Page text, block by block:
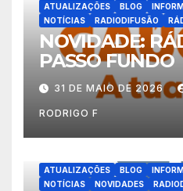
ATUALIZAÇÕES BLOG
NOTÍCIAS
RADIODIFUSÃO
NOVIDADE:
PASSO FUNDO
31 DE MAIO DE 2026
RODRIGO F
ATUALIZAÇÕES BLOG
NOTÍCIAS
NOVIDADES